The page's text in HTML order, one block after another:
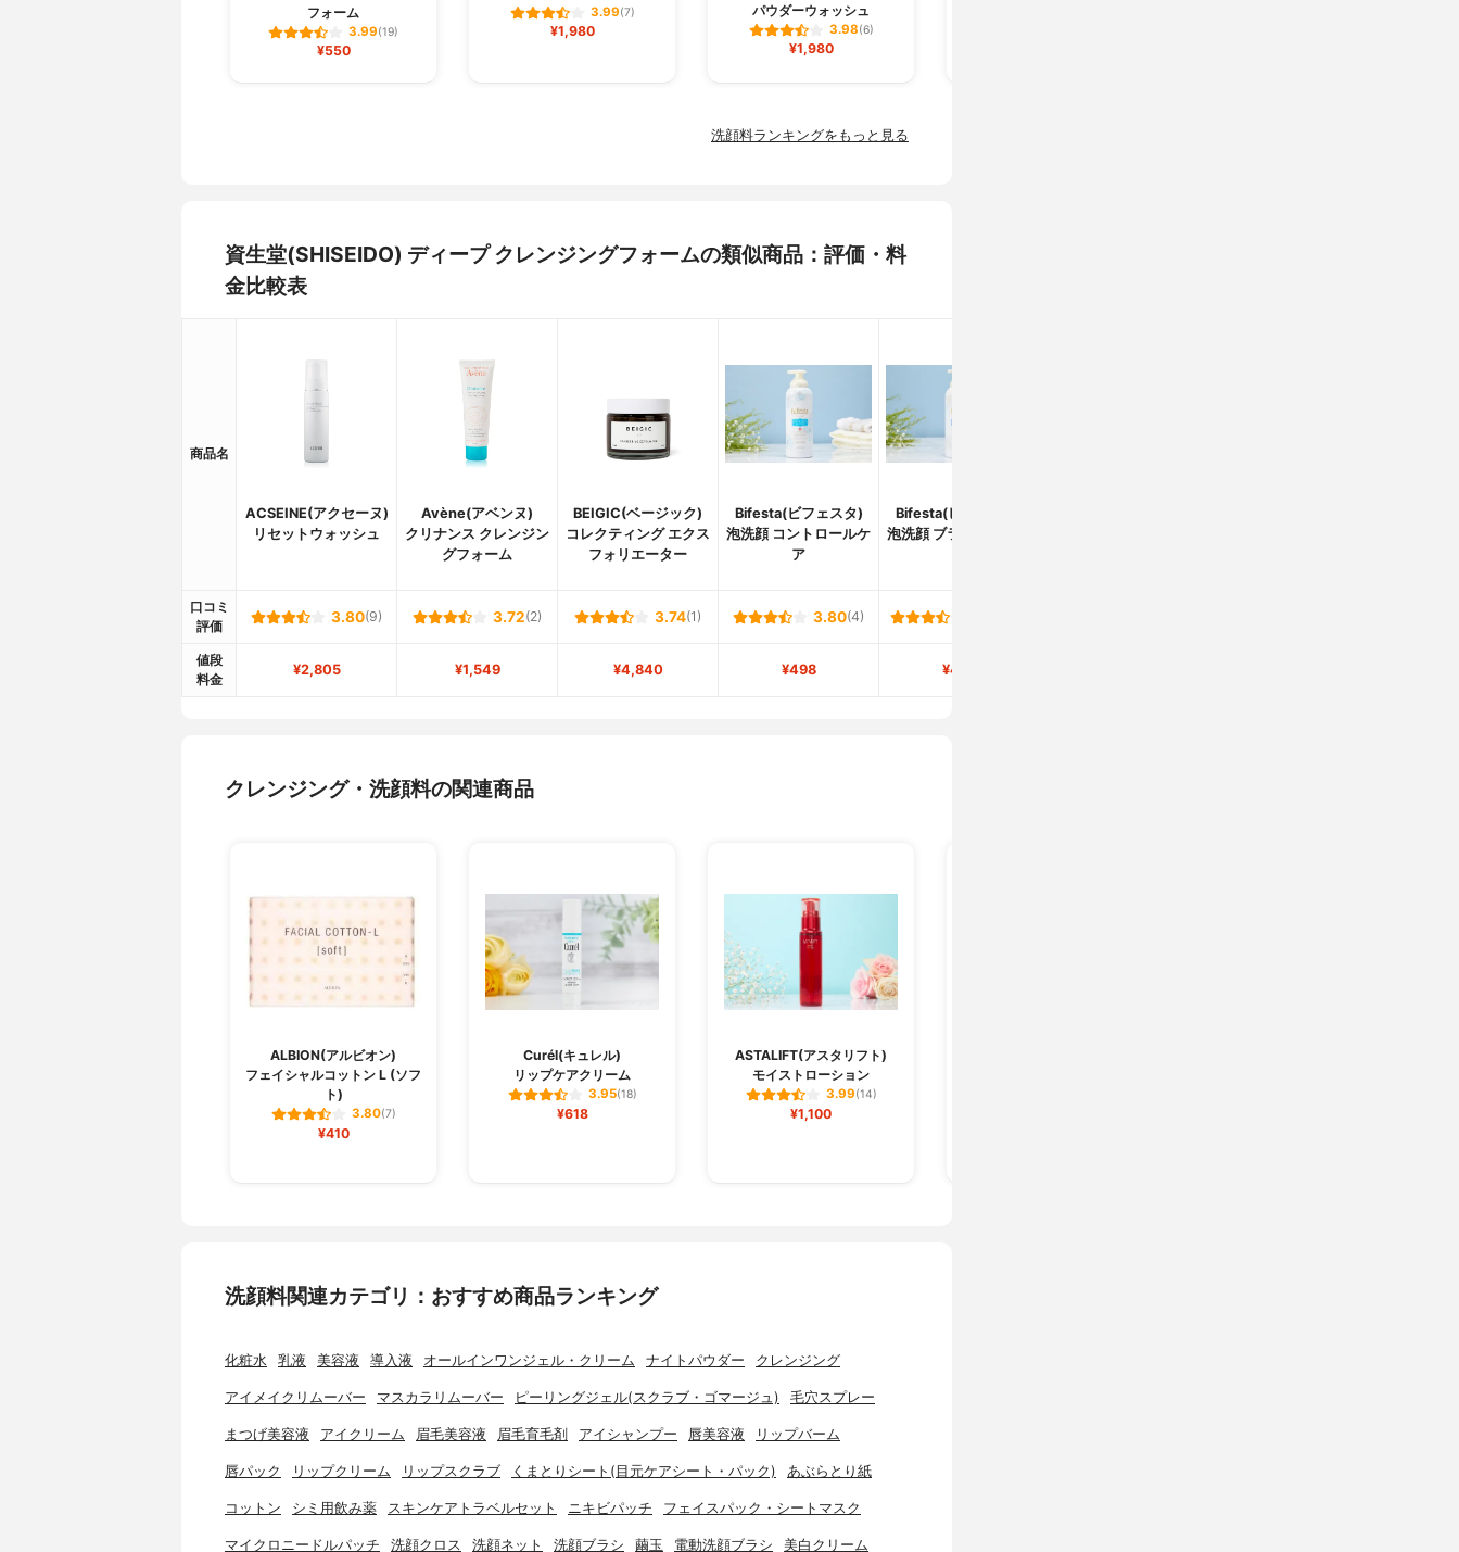
フォーム
3.99(19)
¥550
3.99(7)
¥1,980
パウダーウォッシュ
3.98(6)
¥1,980
洗顔料ランキングをもっと見る
資生堂(SHISEIDO) ディープ クレンジングフォームの類似商品：評価・料
金比較表
商品名
ACSEINE(アクセーヌ)
リセットウォッシュ
Avène(アベンヌ)
クリナンス クレンジン
グフォーム
BEIGIC(ベージック)
コレクティング エクス
フォリエーター
Bifesta(ビフェスタ)
泡洗顔 コントロールケ
ア
Bifesta(ビフェスタ)
泡洗顔 ブライトアップ
口コミ
評価
3.80(9) 3.72(2) 3.74(1) 3.80(4)
値段
料金
¥2,805 ¥1,549 ¥4,840 ¥498 ¥485
クレンジング・洗顔料の関連商品
ALBION(アルビオン)
フェイシャルコットン L (ソフ
ト)
3.80(7)
¥410
Curél(キュレル)
リップケアクリーム
3.95(18)
¥618
ASTALIFT(アスタリフト)
モイストローション
3.99(14)
¥1,100
洗顔料関連カテゴリ：おすすめ商品ランキング
化粧水 乳液 美容液 導入液 オールインワンジェル・クリーム ナイトパウダー クレンジング
アイメイクリムーバー マスカラリムーバー ピーリングジェル(スクラブ・ゴマージュ) 毛穴スプレー
まつげ美容液 アイクリーム 眉毛美容液 眉毛育毛剤 アイシャンプー 唇美容液 リップバーム
唇パック リップクリーム リップスクラブ くまとりシート(目元ケアシート・パック) あぶらとり紙
コットン シミ用飲み薬 スキンケアトラベルセット ニキビパッチ フェイスパック・シートマスク
マイクロニードルパッチ 洗顔クロス 洗顔ネット 洗顔ブラシ 繭玉 電動洗顔ブラシ 美白クリーム